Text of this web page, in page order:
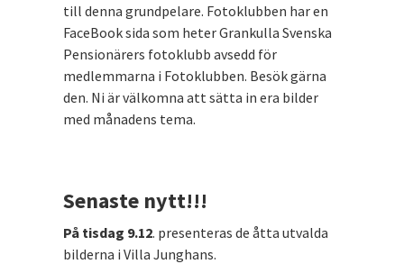
till denna grundpelare. Fotoklubben har en
FaceBook sida som heter Grankulla Svenska
Pensionärers fotoklubb avsedd för
medlemmarna i Fotoklubben. Besök gärna
den. Ni är välkomna att sätta in era bilder
med månadens tema.
Senaste nytt!!!
På tisdag 9.12. presenteras de åtta utvalda
bilderna i Villa Junghans.